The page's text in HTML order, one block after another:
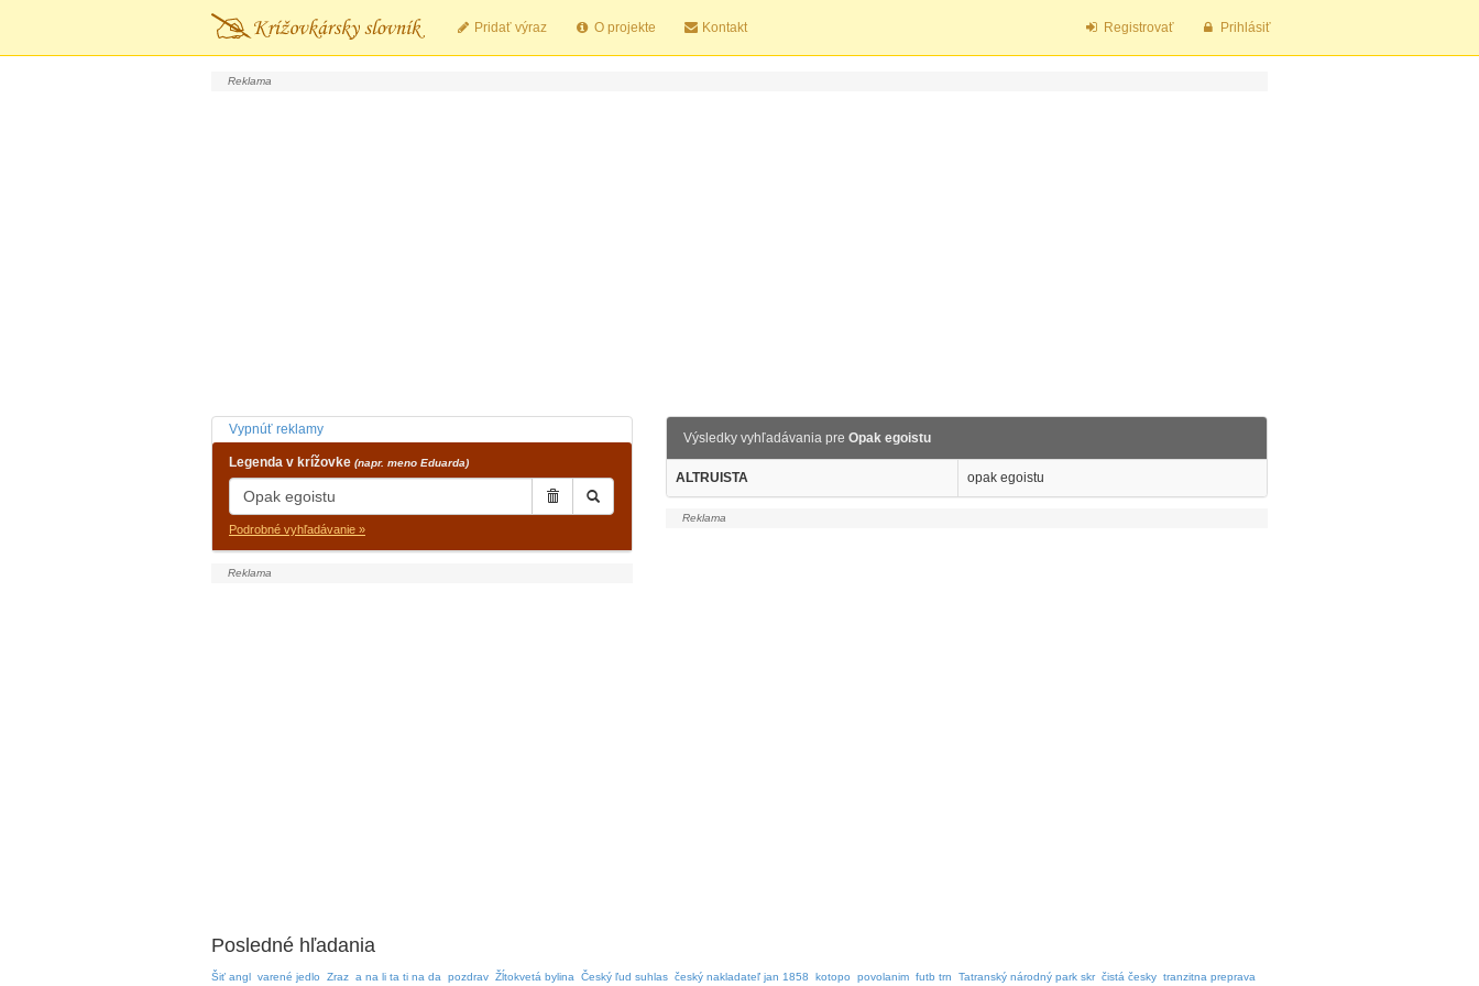
Pridať výraz O projekte Kontakt Registrovať Prihlásiť
Vypnúť reklamy
Legenda v krížovke (napr. meno Eduarda)
Podrobné vyhľadávanie »
Výsledky vyhľadávania pre Opak egoistu
ALTRUISTA opak egoistu
Posledné hľadania
Šiť angl varené jedlo Zraz a na li ta ti na da pozdrav Žĺtokvetá bylina Český ľud suhlas český nakladateľ jan 1858 kotopo povolanim futb trn Tatranský národný park skr čistá česky tranzitna preprava